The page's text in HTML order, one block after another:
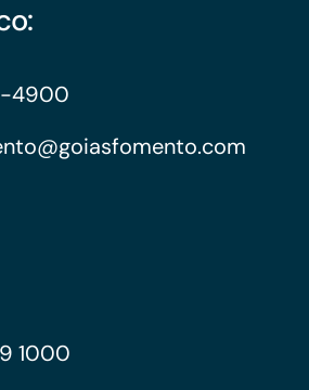
4900
1000